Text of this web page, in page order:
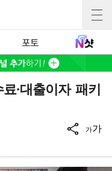
포토
·대출이자 패키
가가